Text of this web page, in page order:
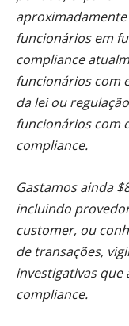
aproximadamente
funcionários em
compliance
funcionários com
da lei ou
funcionários com
compliance.
Gastamos ainda
incluindo
customer, ou
de transações,
investigativas que
compliance.